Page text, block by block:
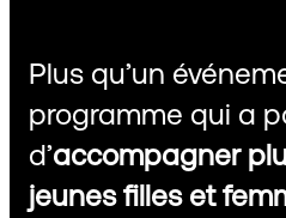
Contact
Plus qu’un
programme qui a
d’accompagner
jeunes filles et